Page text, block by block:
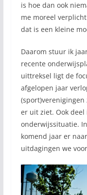
is hoe dan ook
me moreel
dat is een kleine
Daarom stuur ik
recente
uittreksel ligt de
afgelopen jaar
(sport)verenigingen
er uit ziet. Ook deel
onderwijssituatie.
komend jaar er
uitdagingen we